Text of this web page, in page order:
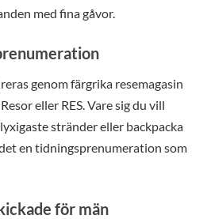
med fina gåvor.
genom färgrika resemagasin
eller RES. Vare sig du vill
stränder eller backpacka
en tidningsprenumeration som
för män